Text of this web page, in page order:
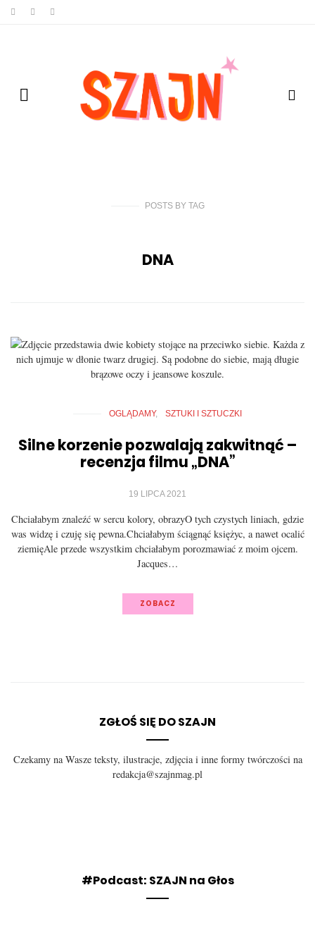
POSTS BYTAG
DNA
OGLĄDAMY SZTUKI I SZTUCZKI
Silne korzenie pozwalają zakwitnąć –
recenzja filmu „DNA”
19 LIPCA 2021
Chciałabym znaleźć w sercu kolory, obrazyO tych czystych liniach, gdzie
was widzę i czuję się pewna.Chciałabym ściągnąć księżyc, a nawet ocalić
ziemięAle przede wszystkim chciałabym porozmawiać z moim ojcem.
Jacques…
ZOBACZ
ZGŁOŚ SIĘ DO SZAJN
Czekamy na Wasze teksty, ilustracje, zdjęcia i inne formy twórczości na
redakcja@szajnmag.pl
#Podcast: SZAJN na Głos